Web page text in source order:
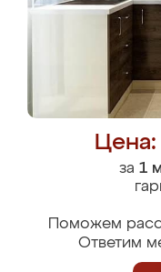
за 1
Поможем
Ответим